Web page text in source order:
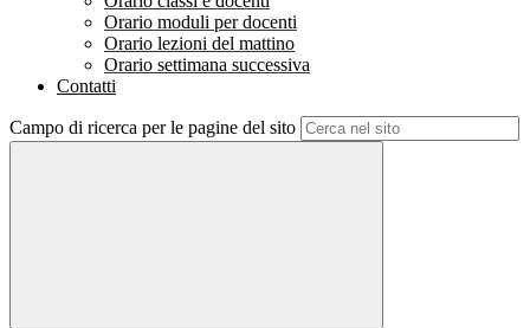
Orario moduli per docenti
Orario lezioni del mattino
Orario settimana successiva
Contatti
Campo di ricerca per le pagine del sito